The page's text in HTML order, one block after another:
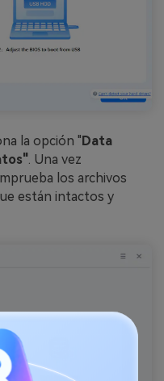
la opción "Data
.󠀲󠀡󠀩󠀣󠀡󠀩󠀣󠀡󠀥󠀳 Una vez
los archivos
están intactos y